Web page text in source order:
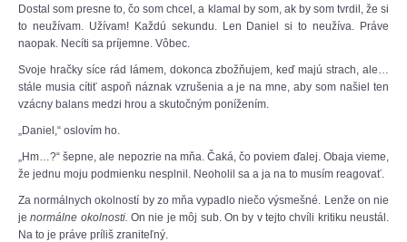
Dostal som presne to, čo som chcel, a klamal by som, ak by som tvrdil, že si
to neužívam. Užívam! Každú sekundu. Len Daniel si to neužíva. Práve
naopak. Necíti sa príjemne. Vôbec.
Svoje hračky síce rád lámem, dokonca zbožňujem, keď majú strach, ale…
stále musia cítiť aspoň náznak vzrušenia a je na mne, aby som našiel ten
vzácny balans medzi hrou a skutočným ponížením.
„Daniel,“ oslovím ho.
„Hm…?“ šepne, ale nepozrie na mňa. Čaká, čo poviem ďalej. Obaja vieme,
že jednu moju podmienku nesplnil. Neoholil sa a ja na to musím reagovať.
Za normálnych okolností by zo mňa vypadlo niečo výsmešné. Lenže on nie
jenormálne okolnosti. On nie je môj sub. On by v tejto chvíli kritiku neustál.
Na to je práve príliš zraniteľný.